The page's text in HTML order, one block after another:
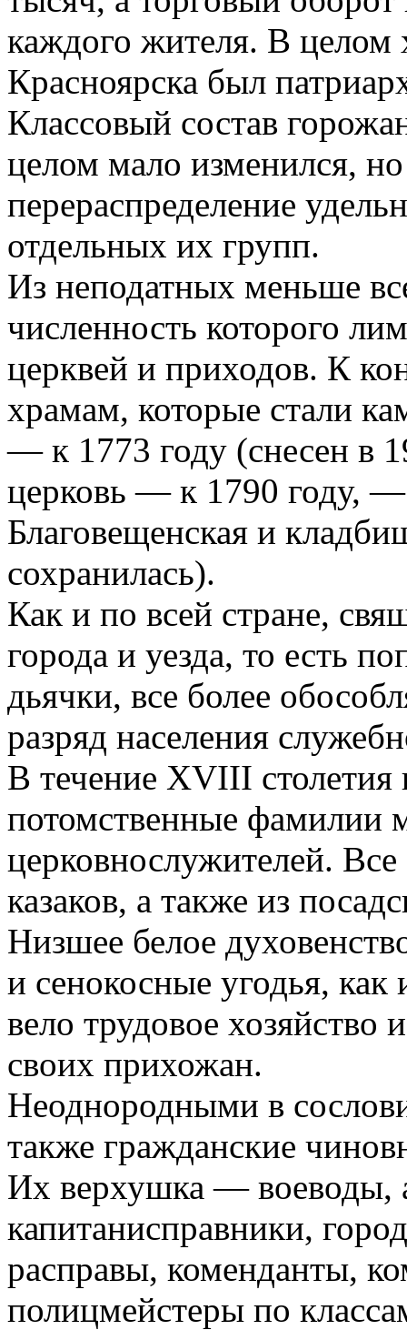
каждого жителя. В целом
Красноярска был
Классовый состав
целом мало изменился,
перераспределение
отдельных их групп.
Из неподатных меньше
численность которого
церквей и приходов. К
храмам, которые стали
— к 1773 году (снесен в
церковь — к 1790 году, —
Благовещенская и
сохранилась).
Как и по всей стране,
города и уезда, то есть
дьячки, все более
разряд населения
В течение XVIII столетия
потомственные фамилии
церковнослужителей.
казаков, а также из
Низшее белое
и сенокосные угодья, как
вело трудовое хозяйство
своих прихожан.
Неоднородными в
также гражданские
Их верхушка — воеводы,
капитанисправники,
расправы, коменданты,
полицмейстеры по